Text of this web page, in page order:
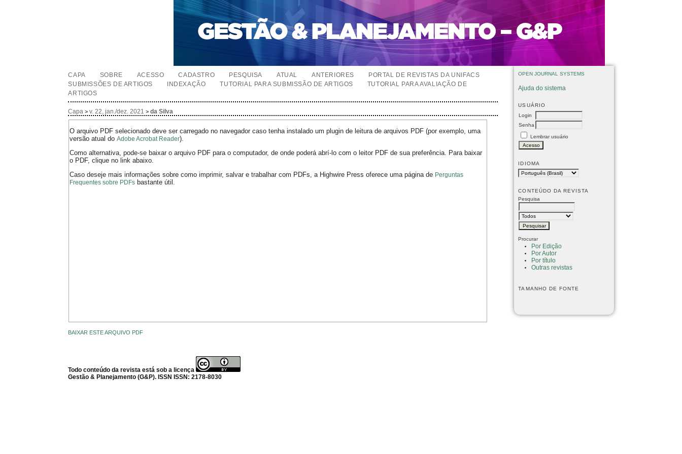
OPEN JOURNAL SYSTEMS
Ajuda do sistema
USUÁRIO
Login
Senha
Lembrar usuário
IDIOMA
CONTEÚDO DA REVISTA
Pesquisa
Procurar
Por Edição
Por Autor
Por título
Outras revistas
TAMANHO DE FONTE
CAPA SOBRE ACESSO CADASTRO PESQUISA ATUAL ANTERIORES
PORTAL DE REVISTAS DA UNIFACS
SUBMISSÕES DE ARTIGOS
INDEXAÇÃO TUTORIAL PARA SUBMISSÃO DE ARTIGOS
TUTORIAL PARA AVALIAÇÃO DE
ARTIGOS
Capa >v. 22, jan./dez. 2021 >da Silva
O arquivo PDF selecionado deve ser carregado no navegador caso tenha instalado um plugin de leitura de arquivos PDF (por exemplo, uma
versão atual doAdobe Acrobat Reader).
Como alternativa, pode-se baixar o arquivo PDF para o computador, de onde poderá abrí-lo com o leitor PDF de sua preferência. Para baixar
o PDF, clique no link abaixo.
Caso deseje mais informações sobre como imprimir, salvar e trabalhar com PDFs, a Highwire Press oferece uma página de Perguntas
Frequentes sobre PDFs bastante útil.
BAIXAR ESTE ARQUIVO PDF
Todo conteúdo da revista está sob a licença
Gestão & Planejamento (G&P). ISSN ISSN: 2178-8030